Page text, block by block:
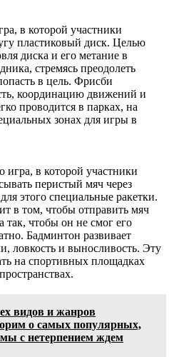
в которой участники
пластиковый диск. Целью
диска и его метание в
стремясь преодолеть
в цель. Фрисби
координацию движений и
проводится в парках, на
зонах для игры в
в которой участники
перистый мяч через
этого специальные ракетки.
в том, чтобы отправить мяч
так, чтобы он не смог его
Бадминтон развивает
ловкость и выносливость. Эту
на спортивных площадках
видов и жанров
о самых популярных,
с нетерпением ждем